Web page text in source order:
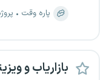
پاره وقت
بازاریاب و